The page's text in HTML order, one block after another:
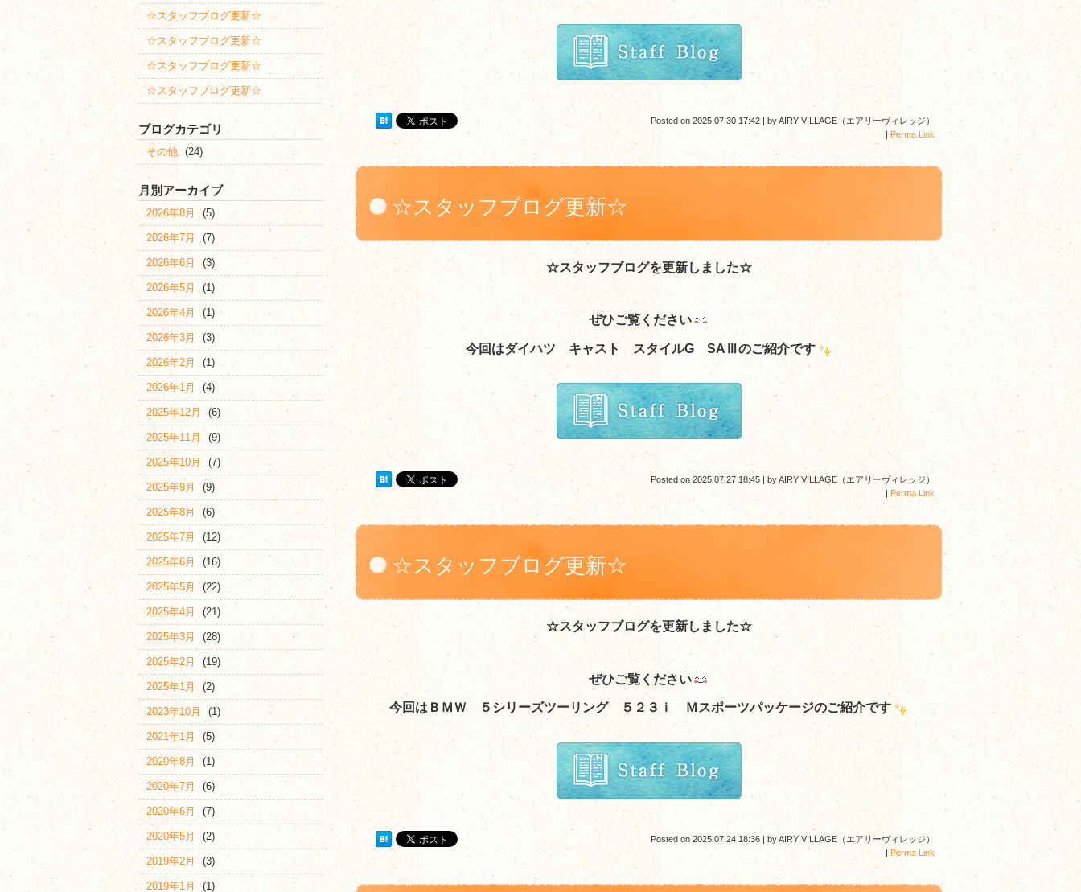
Posted on 2025.07.30 17:42 | byAIRY VILLAGE（エアリーヴィレッジ）
| Perma Link
☆スタッフブログ更新☆
☆スタッフブログを更新しました☆
ぜひご覧ください
今回はダイハツ キャスト スタイルG SAⅢ のご紹介です
Posted on 2025.07.27 18:45 | byAIRY VILLAGE（エアリーヴィレッジ）
| Perma Link
☆スタッフブログ更新☆
☆スタッフブログを更新しました☆
ぜひご覧ください
今回はＢＭＷ ５シリーズツーリング ５２３ｉ Ｍスポーツパッケージのご紹介です
Posted on 2025.07.24 18:36 | byAIRY VILLAGE（エアリーヴィレッジ）
| Perma Link
☆スタッフブログ更新☆
☆スタッフブログ更新☆
☆スタッフブログ更新☆
☆スタッフブログ更新☆
ブログカテゴリ
その他 (24)
月別アーカイブ
2026年8月 (5)
2026年7月 (7)
2026年6月 (3)
2026年5月 (1)
2026年4月 (1)
2026年3月 (3)
2026年2月 (1)
2026年1月 (4)
2025年12月 (6)
2025年11月 (9)
2025年10月 (7)
2025年9月 (9)
2025年8月 (6)
2025年7月 (12)
2025年6月 (16)
2025年5月 (22)
2025年4月 (21)
2025年3月 (28)
2025年2月 (19)
2025年1月 (2)
2023年10月 (1)
2021年1月 (5)
2020年8月 (1)
2020年7月 (6)
2020年6月 (7)
2020年5月 (2)
2019年2月 (3)
2019年1月 (1)